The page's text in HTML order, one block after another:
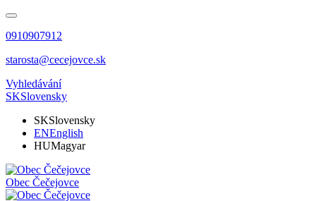
0910907912
starosta@cecejovce.sk
Vyhledávání
SKSlovensky
SKSlovensky
ENEnglish
HUMagyar
Obec Čečejovce